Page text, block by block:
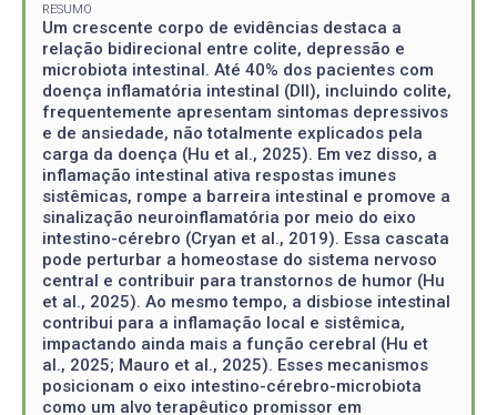
RESUMO
Um crescente corpo de evidências destaca a
relação bidirecional entre colite, depressão e
microbiota intestinal. Até 40% dos pacientes com
doença inflamatória intestinal (DII), incluindo colite,
frequentemente apresentam sintomas depressivos
e de ansiedade, não totalmente explicados pela
carga da doença (Hu et al., 2025). Em vez disso, a
inflamação intestinal ativa respostas imunes
sistêmicas, rompe a barreira intestinal e promove a
sinalização neuroinflamatória por meio do eixo
intestino-cérebro (Cryan et al., 2019). Essa cascata
pode perturbar a homeostase do sistema nervoso
central e contribuir para transtornos de humor (Hu
et al., 2025). Ao mesmo tempo, a disbiose intestinal
contribui para a inflamação local e sistêmica,
impactando ainda mais a função cerebral (Hu et
al., 2025; Mauro et al., 2025). Esses mecanismos
posicionam o eixo intestino-cérebro-microbiota
como um alvo terapêutico promissor em